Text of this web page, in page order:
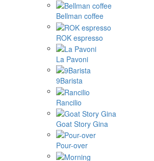
Bellman coffee
ROK espresso
La Pavoni
9Barista
Rancilio
Goat Story Gina
Pour-over